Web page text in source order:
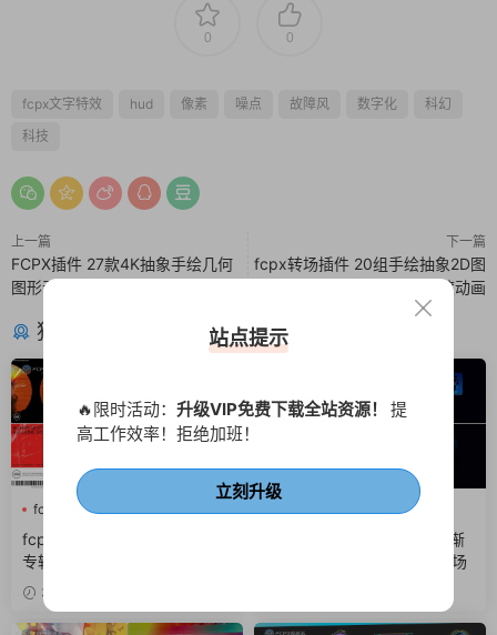
0 0
fcpx文字特效 hud 像素 噪点 故障风 数字化
科幻
科技
上一篇
FCPX插件 27款4K抽象手绘几何
图形动画
下一篇
fcpx转场插件 20组手绘抽象2D图
形色块视频过渡动画
猜你喜欢
fcpx快剪 噪点 故障风
fcpx插件 酷炫街头风摇滚音乐
专辑介绍视频包装
3天前
Ai fcpx快剪 fcpx照片墙
FCPX插件 快速节奏感发光渐
变标题卡点图文排版展示开场
站点提示
🔥限时活动： 升级VIP免费下载全站资源！ 提
高工作效率！拒绝加班！
立刻升级